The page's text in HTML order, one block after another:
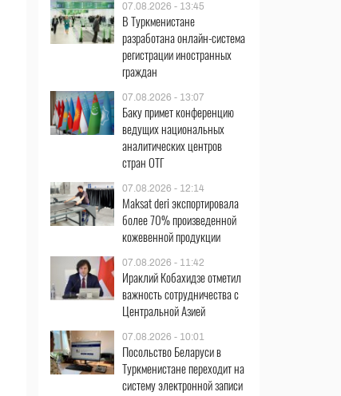
07.08.2026 - 13:45
В Туркменистане
разработана онлайн-система
регистрации иностранных
граждан
07.08.2026 - 13:07
Баку примет конференцию
ведущих национальных
аналитических центров
стран ОТГ
07.08.2026 - 12:14
Maksat deri экспортировала
более 70% произведенной
кожевенной продукции
07.08.2026 - 11:42
Ираклий Кобахидзе отметил
важность сотрудничества с
Центральной Азией
07.08.2026 - 10:01
Посольство Беларуси в
Туркменистане переходит на
систему электронной записи